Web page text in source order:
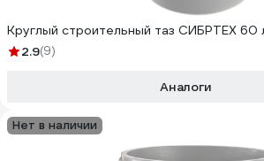
Круглый строительный таз СИБРТЕХ 60
2.9(9)
Аналоги
Нет в наличии